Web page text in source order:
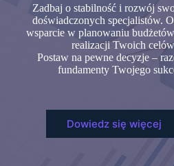
Zadbaj o stabilność i rozwój
doświadczonych specjalistów.
wsparcie w planowaniu
realizacji Twoich
Postaw na pewne decyzje –
fundamenty Twojego
Dowiedz się więcej